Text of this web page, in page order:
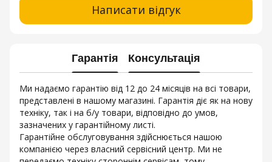
Написати відгук
Гарантія Консультація
Ми надаємо гарантію від 12 до 24 місяців на всі товари,
представлені в нашому магазині. Гарантія діє як на нову
техніку, так і на б/у товари, відповідно до умов,
зазначених у гарантійному листі.
Гарантійне обслуговування здійснюється нашою
компанією через власний сервісний центр. Ми не